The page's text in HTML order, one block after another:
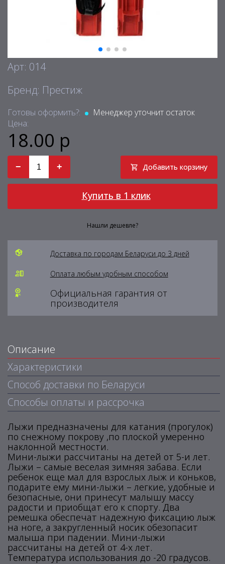
Арт: 014
Бренд: Престиж
Готовы оформить?:
Менеджер уточнит остаток
Цена:
18.00 р
− + Добавить корзину
Купить в 1 клик
Нашли дешевле?
Доставка по городам Беларуси до 3 дней
Оплата любым удобным способом
Официальная гарантия от
производителя
Описание
Характеристики
Способ доставки по Беларуси
Способы оплаты и рассрочка
Лыжи предназначены для катания (прогулок)
по снежному покрову ,по плоской умеренно
наклонной местности.
Мини-лыжи рассчитаны на детей от 5-и лет.
Лыжи – самые веселая зимняя забава. Если
ребенок еще мал для взрослых лыж и коньков,
подарите ему мини-лыжи – легкие, удобные и
безопасные, они принесут малышу массу
радости и приобщат его к спорту. Два
ремешка обеспечат надежную фиксацию лыж
на ноге, а закругленный носик обезопасит
малыша при падении. Мини-лыжи
рассчитаны на детей от 4-х лет.
Температура использования до -20 градусов.